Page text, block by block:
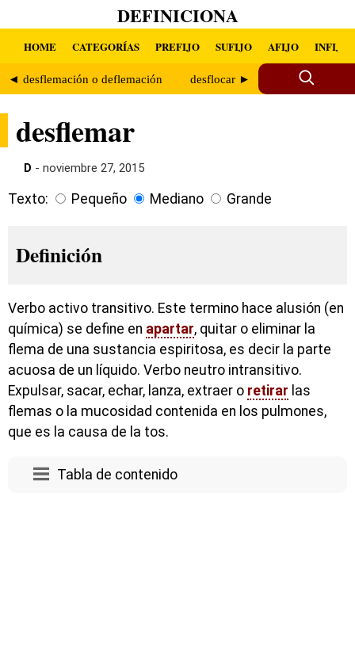
DEFINICIONA
HOME CATEGORÍAS PREFIJO SUFIJO AFIJO INFIJO
◄ desflemación o deflemación desflocar ►
desflemar
D - noviembre 27, 2015
Texto: Pequeño Mediano Grande
Definición
Verbo activo transitivo. Este termino hace alusión (en
química) se define en apartar, quitar o eliminar la
flema de una sustancia espiritosa, es decir la parte
acuosa de un líquido. Verbo neutro intransitivo.
Expulsar, sacar, echar, lanza, extraer o retirar las
flemas o la mucosidad contenida en los pulmones,
que es la causa de la tos.
Tabla de contenido